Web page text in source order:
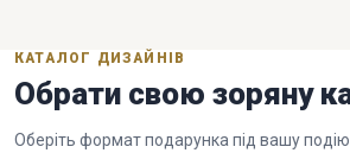
КАТАЛОГ ДИЗАЙНІВ
Обрати свою зоряну
Оберіть формат подарунка під вашу